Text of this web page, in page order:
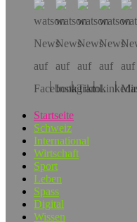
Startseite
Schweiz
International
Wirtschaft
Sport
Leben
Spass
Digital
Wissen